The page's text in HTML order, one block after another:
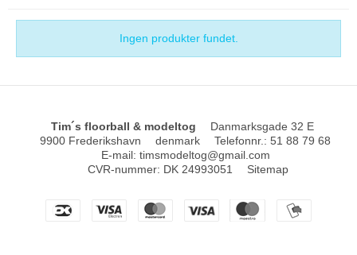
Ingen produkter fundet.
Tim´s floorball & modeltog
Danmarksgade 32 E
9900 Frederikshavn
denmark Telefonnr. : 51 88 79 68
E-mail: timsmodeltog@gmail.com
CVR-nummer: DK 24993051 Sitemap